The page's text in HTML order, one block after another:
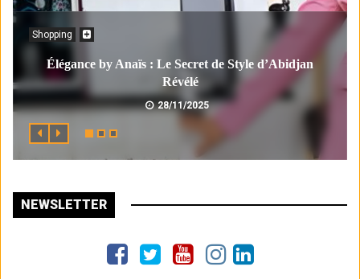
Shopping
Élégance by Anaïs : Le Secret de Style d’Abidjan
Révélé
28/11/2025
NEWSLETTER